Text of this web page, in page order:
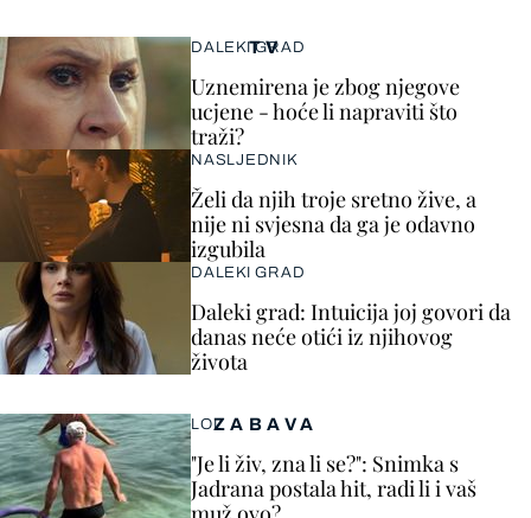
ZABAVA
LOL
"Je li živ, zna li se?": Snimka s
Jadrana postala hit, radi li i vaš
TV
DALEKI GRAD
Uznemirena je zbog njegove
ucjene - hoće li napraviti što
traži?
NASLJEDNIK
Želi da njih troje sretno žive, a
nije ni svjesna da ga je odavno
izgubila
DALEKI GRAD
Daleki grad: Intuicija joj govori da
danas neće otići iz njihovog
života